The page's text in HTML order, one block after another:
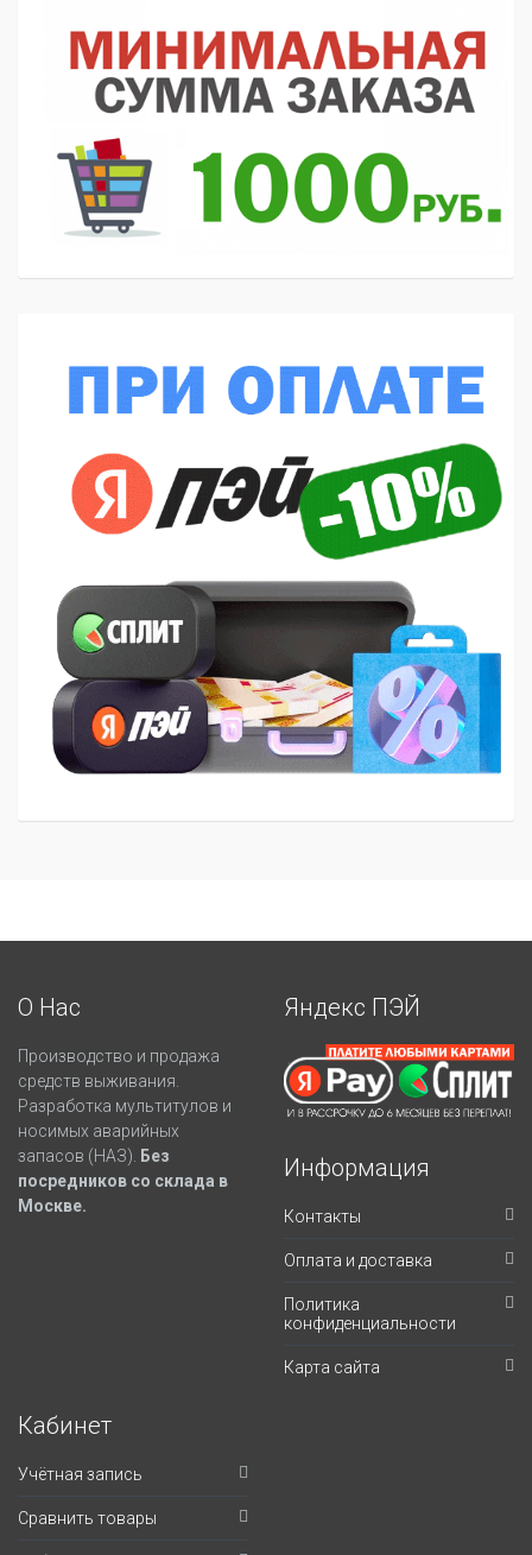
О Нас
Производство и продажа
средств выживания.
Разработка мультитулов и
носимых аварийных
запасов (НАЗ).
Без
посредников со склада в
Москве.
Яндекс ПЭЙ
Информация
Контакты
Оплата и доставка
Политика
конфиденциальности
Карта сайта
Кабинет
Учётная запись
Сравнить товары